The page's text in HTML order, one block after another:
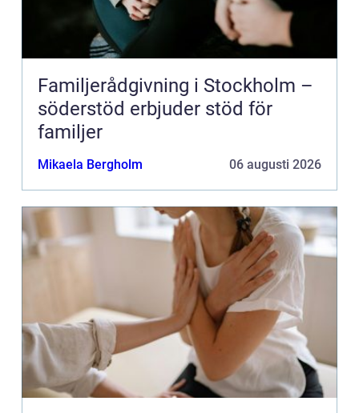
Familjerådgivning i Stockholm –
söderstöd erbjuder stöd för
familjer
Mikaela Bergholm 06 augusti 2026